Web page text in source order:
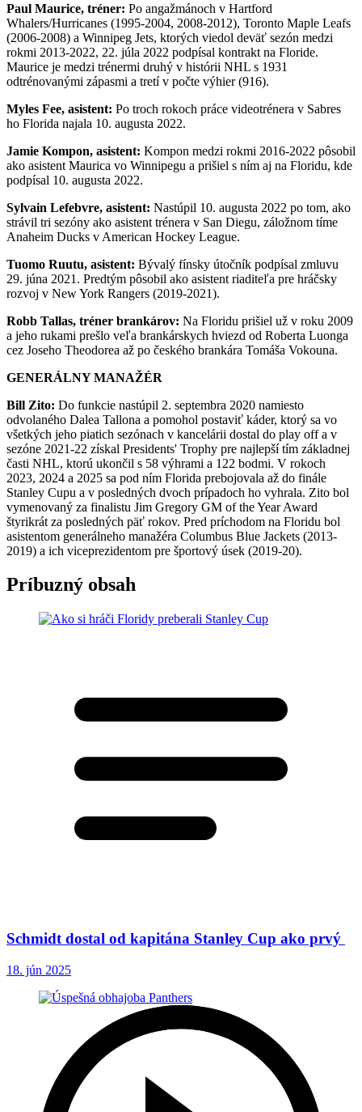
Paul Maurice, tréner: Po angažmánoch v Hartford
Whalers/Hurricanes (1995-2004, 2008-2012), Toronto Maple Leafs
(2006-2008) a Winnipeg Jets, ktorých viedol deväť sezón medzi
rokmi 2013-2022, 22. júla 2022 podpísal kontrakt na Floride.
Maurice je medzi trénermi druhý v histórii NHL s 1931
odtrénovanými zápasmi a tretí v počte výhier (916).
Myles Fee, asistent: Po troch rokoch práce videotrénera v Sabres
ho Florida najala 10. augusta 2022.
Jamie Kompon, asistent: Kompon medzi rokmi 2016-2022 pôsobil
ako asistent Maurica vo Winnipegu a prišiel s ním aj na Floridu, kde
podpísal 10. augusta 2022.
Sylvain Lefebvre, asistent: Nastúpil 10. augusta 2022 po tom, ako
strávil tri sezóny ako asistent trénera v San Diegu, záložnom tíme
Anaheim Ducks v American Hockey League.
Tuomo Ruutu, asistent: Bývalý fínsky útočník podpísal zmluvu
29. júna 2021. Predtým pôsobil ako asistent riaditeľa pre hráčsky
rozvoj v New York Rangers (2019-2021).
Robb Tallas, tréner brankárov: Na Floridu prišiel už v roku 2009
a jeho rukami prešlo veľa brankárskych hviezd od Roberta Luonga
cez Joseho Theodorea až po českého brankára Tomáša Vokouna.
GENERÁLNY MANAŽÉR
Bill Zito: Do funkcie nastúpil 2. septembra 2020 namiesto
odvolaného Dalea Tallona a pomohol postaviť káder, ktorý sa vo
všetkých jeho piatich sezónach v kancelárii dostal do play off a v
sezóne 2021-22 získal Presidents' Trophy pre najlepší tím základnej
časti NHL, ktorú ukončil s 58 výhrami a 122 bodmi. V rokoch
2023, 2024 a 2025 sa pod ním Florida prebojovala až do finále
Stanley Cupu a v posledných dvoch prípadoch ho vyhrala. Zito bol
vymenovaný za finalistu Jim Gregory GM of the Year Award
štyrikrát za posledných päť rokov. Pred príchodom na Floridu bol
asistentom generálneho manažéra Columbus Blue Jackets (2013-
2019) a ich viceprezidentom pre športový úsek (2019-20).
Príbuzný obsah
Schmidt dostal od kapitána Stanley Cup ako prvý
18. jún 2025